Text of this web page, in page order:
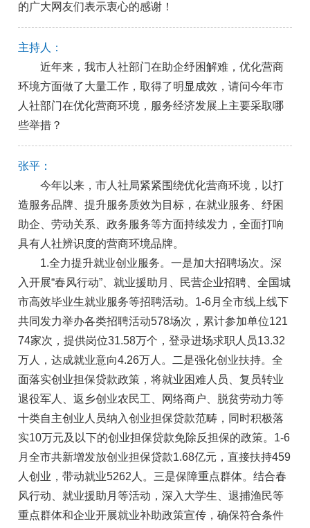
的广大网友们表示衷心的感谢！
主持人：
近年来，我市人社部门在助企纾困解难，优化营商
环境方面做了大量工作，取得了明显成效，请问今年市
人社部门在优化营商环境，服务经济发展上主要采取哪
些举措？
张平：
今年以来，市人社局紧紧围绕优化营商环境，以打
造服务品牌、提升服务质效为目标，在就业服务、纾困
助企、劳动关系、政务服务等方面持续发力，全面打响
具有人社辨识度的营商环境品牌。
1.全力提升就业创业服务。一是加大招聘场次。深
入开展“春风行动”、就业援助月、民营企业招聘、全国城
市高效毕业生就业服务等招聘活动。1-6月全市线上线下
共同发力举办各类招聘活动578场次，累计参加单位121
74家次，提供岗位31.58万个，登录进场求职人员13.32
万人，达成就业意向4.26万人。二是强化创业扶持。全
面落实创业担保贷款政策，将就业困难人员、复员转业
退役军人、返乡创业农民工、网络商户、脱贫劳动力等
十类自主创业人员纳入创业担保贷款范畴，同时积极落
实10万元及以下的创业担保贷款免除反担保的政策。1-6
月全市共新增发放创业担保贷款1.68亿元，直接扶持459
人创业，带动就业5262人。三是保障重点群体。结合春
风行动、就业援助月等活动，深入大学生、退捕渔民等
重点群体和企业开展就业补助政策宣传，确保符合条件